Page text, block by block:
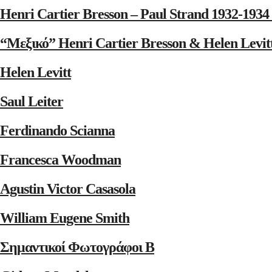
Henri Cartier Bresson – Paul Strand 1932-
“Μεξικό” Henri Cartier Bresson & Helen
Helen Levitt
Saul Leiter
Ferdinando Scianna
Francesca Woodman
Agustin Victor Casasola
William Eugene Smith
Σημαντικοί Φωτογράφοι Β